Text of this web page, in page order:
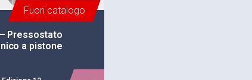
– Pressostato
a pistone
Fuori catalogo